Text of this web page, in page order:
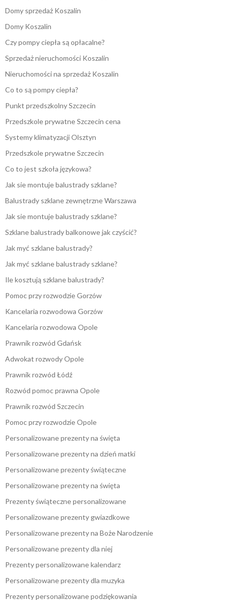
Domy sprzedaż Koszalin
Domy Koszalin
Czy pompy ciepła są opłacalne?
Sprzedaż nieruchomości Koszalin
Nieruchomości na sprzedaż Koszalin
Co to są pompy ciepła?
Punkt przedszkolny Szczecin
Przedszkole prywatne Szczecin cena
Systemy klimatyzacji Olsztyn
Przedszkole prywatne Szczecin
Co to jest szkoła językowa?
Jak sie montuje balustrady szklane?
Balustrady szklane zewnętrzne Warszawa
Jak sie montuje balustrady szklane?
Szklane balustrady balkonowe jak czyścić?
Jak myć szklane balustrady?
Jak myć szklane balustrady szklane?
Ile kosztują szklane balustrady?
Pomoc przy rozwodzie Gorzów
Kancelaria rozwodowa Gorzów
Kancelaria rozwodowa Opole
Prawnik rozwód Gdańsk
Adwokat rozwody Opole
Prawnik rozwód Łódź
Rozwód pomoc prawna Opole
Prawnik rozwód Szczecin
Pomoc przy rozwodzie Opole
Personalizowane prezenty na święta
Personalizowane prezenty na dzień matki
Personalizowane prezenty świąteczne
Personalizowane prezenty na święta
Prezenty świąteczne personalizowane
Personalizowane prezenty gwiazdkowe
Personalizowane prezenty na Boże Narodzenie
Personalizowane prezenty dla niej
Prezenty personalizowane kalendarz
Personalizowane prezenty dla muzyka
Prezenty personalizowane podziękowania